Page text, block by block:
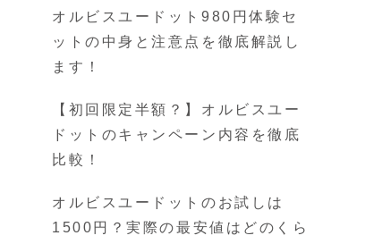
オルビスユードット980円体験セ
ットの中身と注意点を徹底解説し
ます！
【初回限定半額？】オルビスユー
ドットのキャンペーン内容を徹底
比較！
オルビスユードットのお試しは
1500円？実際の最安値はどのくら